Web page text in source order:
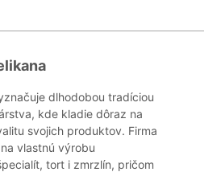
dlhodobou tradíciou
kde kladie dôraz na
svojich produktov. Firma
vlastnú výrobu
tort i zmrzlín, pričom